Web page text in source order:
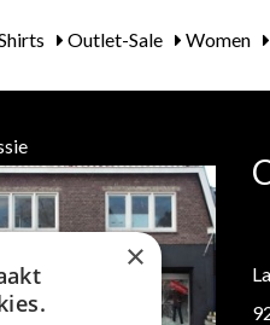
Outlet-Sale Women
×